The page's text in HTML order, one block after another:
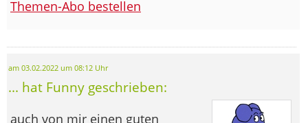
Themen-Abo bestellen
am 03.02.2022 um 08:12 Uhr
... hat Funny geschrieben:
auch von mir einen guten